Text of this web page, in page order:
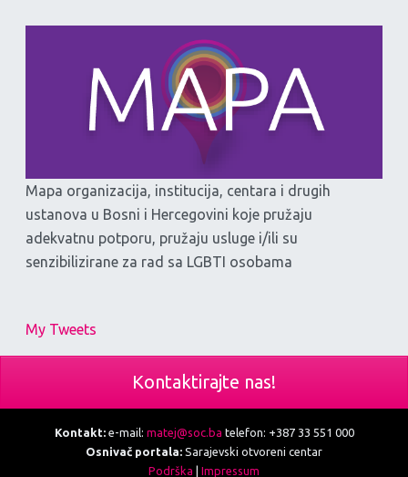
Mapa organizacija, institucija, centara i drugih
ustanova u Bosni i Hercegovini koje pružaju
adekvatnu potporu, pružaju usluge i/ili su
senzibilizirane za rad sa LGBTI osobama
My Tweets
Kontaktirajte nas!
Kontakt:e-mail: matej@soc.ba telefon: +387 33 551 000
Osnivač portala: Sarajevski otvoreni centar
Podrška
Impressum